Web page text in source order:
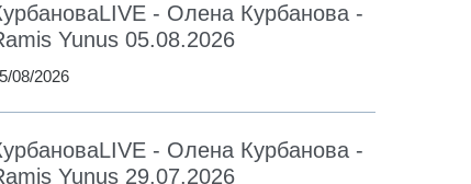
- Олена Курбанова -
Yunus 05.08.2026
08/2026
- Олена Курбанова -
Yunus 29.07.2026